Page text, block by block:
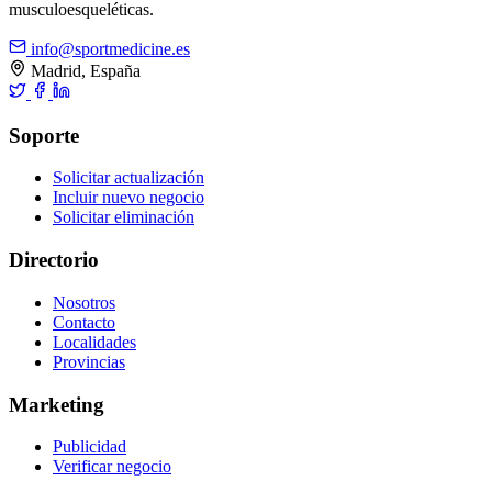
musculoesqueléticas.
info@sportmedicine.es
Madrid, España
Soporte
Solicitar actualización
Incluir nuevo negocio
Solicitar eliminación
Directorio
Nosotros
Contacto
Localidades
Provincias
Marketing
Publicidad
Verificar negocio